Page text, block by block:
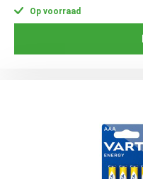
Op voorraad